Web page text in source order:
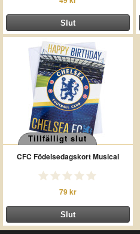
Tillfälligt slut
CFC Födelsedagskort Musical
79 kr